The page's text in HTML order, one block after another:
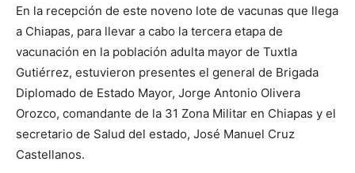
En la recepción de este noveno lote de vacunas que llega
a Chiapas, para llevar a cabo la tercera etapa de
vacunación en la población adulta mayor de Tuxtla
Gutiérrez, estuvieron presentes el general de Brigada
Diplomado de Estado Mayor, Jorge Antonio Olivera
Orozco, comandante de la 31 Zona Militar en Chiapas y el
secretario de Salud del estado, José Manuel Cruz
Castellanos.